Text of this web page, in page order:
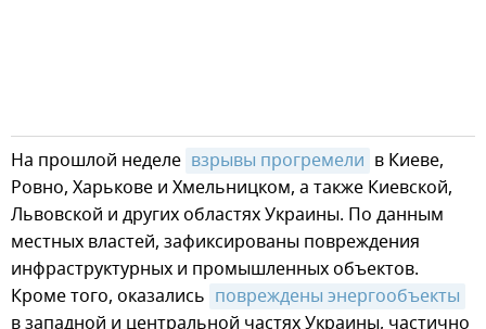
На прошлой неделе взрывы прогремели в Киеве,
Ровно, Харькове и Хмельницком, а также Киевской,
Львовской и других областях Украины. По данным
местных властей, зафиксированы повреждения
инфраструктурных и промышленных объектов.
Кроме того, оказались повреждены энергообъекты